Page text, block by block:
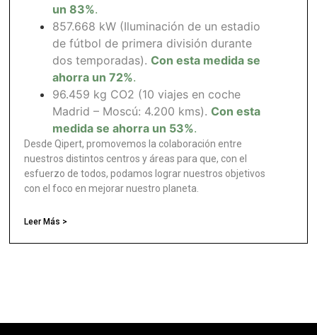
un 83%.
857.668 kW (Iluminación de un estadio
de fútbol de primera división durante
dos temporadas). Con esta medida se
ahorra un 72%.
96.459 kg CO2 (10 viajes en coche
Madrid – Moscú: 4.200 kms). Con esta
medida se ahorra un 53%.
Desde Qipert, promovemos la colaboración entre
nuestros distintos centros y áreas para que, con el
esfuerzo de todos, podamos lograr nuestros objetivos
con el foco en mejorar nuestro planeta.
Leer Más >